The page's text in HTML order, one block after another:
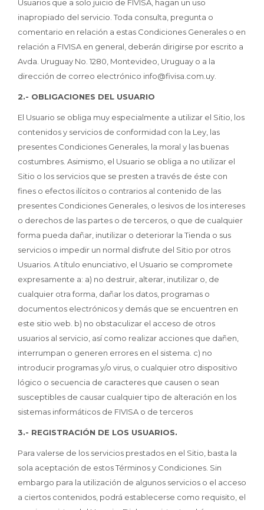
Usuarios que a solo juicio de FIVISA, hagan un uso
inapropiado del servicio. Toda consulta, pregunta o
comentario en relación a estas Condiciones Generales o en
relación a FIVISA en general, deberán dirigirse por escrito a
Avda. Uruguay No. 1280, Montevideo, Uruguay o a la
dirección de correo electrónico info@fivisa.com.uy.
2.- OBLIGACIONES DEL USUARIO
El Usuario se obliga muy especialmente a utilizar el Sitio, los
contenidos y servicios de conformidad con la Ley, las
presentes Condiciones Generales, la moral y las buenas
costumbres. Asimismo, el Usuario se obliga a no utilizar el
Sitio o los servicios que se presten a través de éste con
fines o efectos ilícitos o contrarios al contenido de las
presentes Condiciones Generales, o lesivos de los intereses
o derechos de las partes o de terceros, o que de cualquier
forma pueda dañar, inutilizar o deteriorar la Tienda o sus
servicios o impedir un normal disfrute del Sitio por otros
Usuarios. A título enunciativo, el Usuario se compromete
expresamente a: a) no destruir, alterar, inutilizar o, de
cualquier otra forma, dañar los datos, programas o
documentos electrónicos y demás que se encuentren en
este sitio web. b) no obstaculizar el acceso de otros
usuarios al servicio, así como realizar acciones que dañen,
interrumpan o generen errores en el sistema. c) no
introducir programas y/o virus, o cualquier otro dispositivo
lógico o secuencia de caracteres que causen o sean
susceptibles de causar cualquier tipo de alteración en los
sistemas informáticos de FIVISA o de terceros
3.- REGISTRACIÓN DE LOS USUARIOS.
Para valerse de los servicios prestados en el Sitio, basta la
sola aceptación de estos Términos y Condiciones. Sin
embargo para la utilización de algunos servicios o el acceso
a ciertos contenidos, podrá establecerse como requisito, el